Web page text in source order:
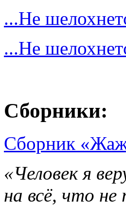
...Не
...Не
Сборники:
Сборник
«Человек я
на всё, что